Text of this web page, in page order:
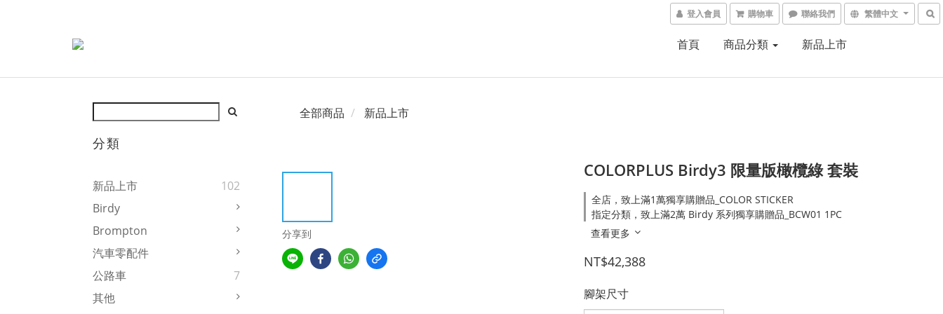
登入會員 購物車 聯絡我們 繁體中文
首頁 商品分類 新品上市
分類
新品上市
102
Birdy
Brompton
汽車零配件
公路車
7
其他
全部商品 新品上市
分享到
COLORPLUS Birdy3 限量版橄欖綠 套裝
全店，致上滿1萬獨享購贈品_COLOR STICKER
指定分類，致上滿2萬 Birdy 系列獨享購贈品_BCW01 1PC
查看更多
NT$42,388
腳架尺寸